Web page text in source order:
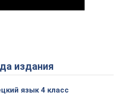
Play Video
издания
язык 4 класс